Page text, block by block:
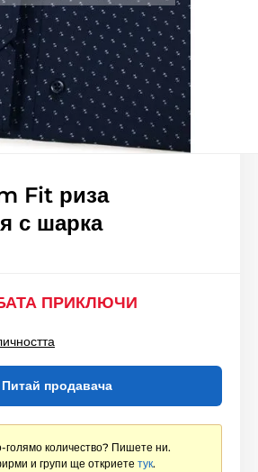
Fit риза
с шарка
ПРИКЛЮЧИ
Питай продавача
голямо количество? Пишете ни.
и групи ще откриете тук.